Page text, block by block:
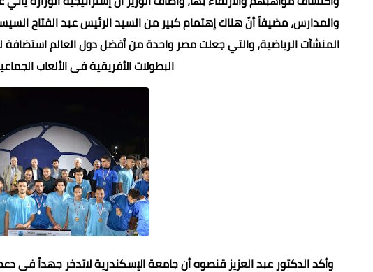
والمدارس، مضيفاً أنّ هناك إهتمام كبير من السيد الرئيس عبد الفتاح
المنشآت الرياضية، والتي جعلت مصر واحدة من أفضل دول العالم
البطولات الأفريقية فى الألعاب
وأكد الدكتور عبد العزيز قنصوه أن جامعة الإسكندرية لاتدخر جهداً فى